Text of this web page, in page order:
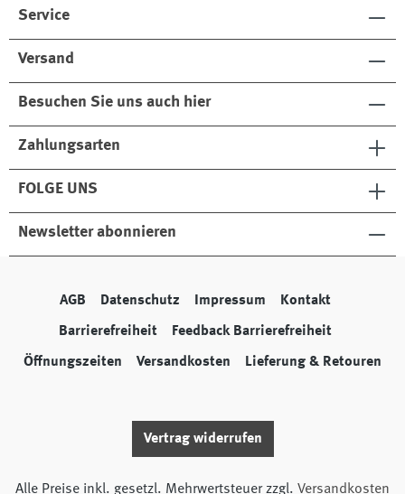
Service
Versand
Besuchen Sie uns auch hier
Zahlungsarten
FOLGE UNS
Newsletter abonnieren
AGB Datenschutz Impressum Kontakt
Barrierefreiheit Feedback Barrierefreiheit
Öffnungszeiten Versandkosten Lieferung & Retouren
Vertrag widerrufen
Alle Preise inkl. gesetzl. Mehrwertsteuer zzgl. Versandkosten